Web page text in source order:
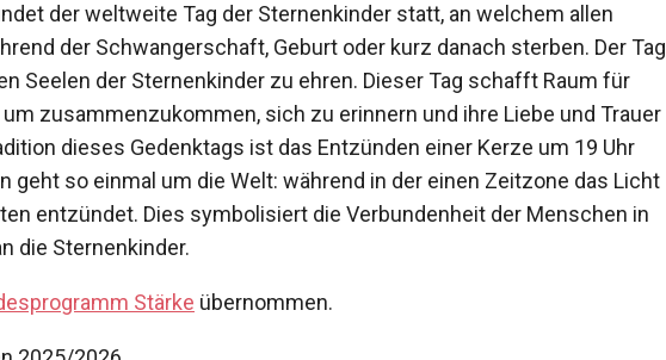
der weltweite Tag der Sternenkinder statt, an welchem allen
der Schwangerschaft, Geburt oder kurz danach sterben. Der Tag
Seelen der Sternenkinder zu ehren. Dieser Tag schafft Raum für
um zusammenzukommen, sich zu erinnern und ihre Liebe und Trauer
dieses Gedenktags ist das Entzünden einer Kerze um 19 Uhr
geht so einmal um die Welt: während in der einen Zeitzone das Licht
entzündet. Dies symbolisiert die Verbundenheit der Menschen in
die Sternenkinder.
Stärke übernommen.